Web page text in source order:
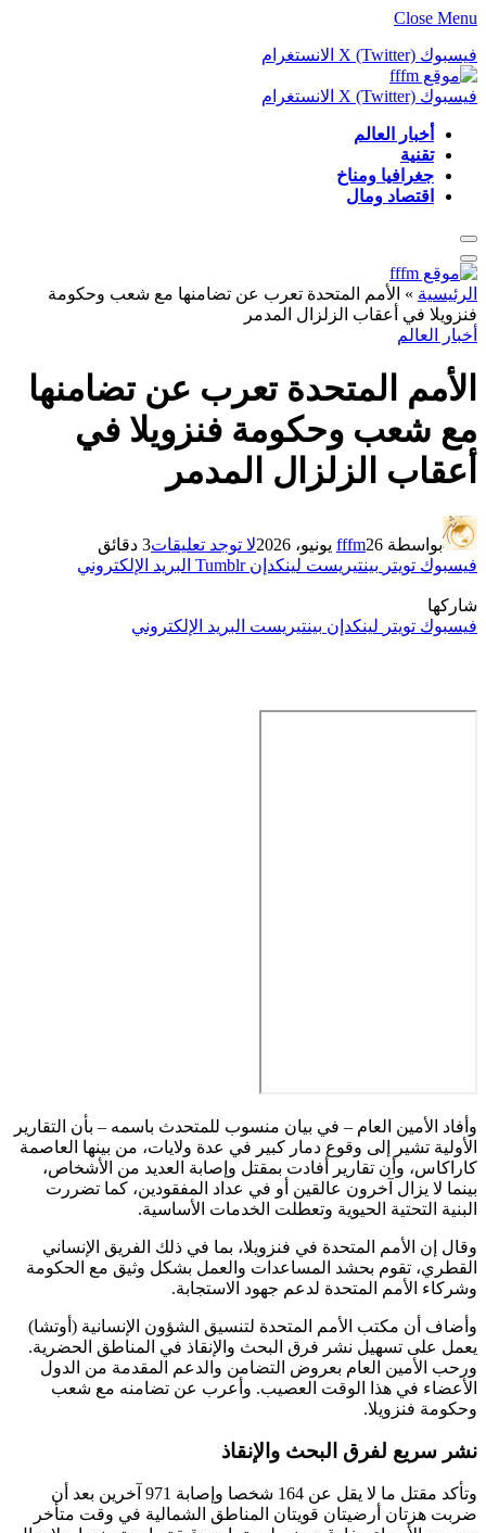
Close Menu
فيسبوك X (Twitter) الانستغرام
فيسبوك X (Twitter) الانستغرام
أخبار العالم
تقنية
جغرافيا ومناخ
اقتصاد ومال
الرئيسية»الأمم المتحدة تعرب عن تضامنها مع شعب وحكومة
فنزويلا في أعقاب الزلزال المدمر
أخبار العالم
الأمم المتحدة تعرب عن تضامنها
مع شعب وحكومة فنزويلا في
أعقاب الزلزال المدمر
بواسطة fffm26 يونيو، 2026 لا توجد تعليقات3 دقائق
فيسبوك تويتر بينتيريست لينكدإن Tumblr البريد الإلكتروني
شاركها
فيسبوك تويتر لينكدإن بينتيريست البريد الإلكتروني
وأفاد الأمين العام – في بيان منسوب للمتحدث باسمه – بأن التقارير
الأولية تشير إلى وقوع دمار كبير في عدة ولايات، من بينها العاصمة
كاراكاس، وأن تقارير أفادت بمقتل وإصابة العديد من الأشخاص،
بينما لا يزال آخرون عالقين أو في عداد المفقودين، كما تضررت
البنية التحتية الحيوية وتعطلت الخدمات الأساسية.
وقال إن الأمم المتحدة في فنزويلا، بما في ذلك الفريق الإنساني
القطري، تقوم بحشد المساعدات والعمل بشكل وثيق مع الحكومة
وشركاء الأمم المتحدة لدعم جهود الاستجابة.
وأضاف أن مكتب الأمم المتحدة لتنسيق الشؤون الإنسانية (أوتشا)
يعمل على تسهيل نشر فرق البحث والإنقاذ في المناطق الحضرية.
ورحب الأمين العام بعروض التضامن والدعم المقدمة من الدول
الأعضاء في هذا الوقت العصيب. وأعرب عن تضامنه مع شعب
وحكومة فنزويلا.
نشر سريع لفرق البحث والإنقاذ
وتأكد مقتل ما لا يقل عن 164 شخصا وإصابة 971 آخرين بعد أن
ضربت هزتان أرضيتان قويتان المناطق الشمالية في وقت متأخر